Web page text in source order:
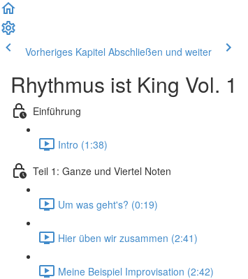
Vorheriges Kapitel Abschließen und weiter
Rhythmus ist King Vol. 1
Einführung
Intro (1:38)
Teil 1: Ganze und Viertel Noten
Um was geht's? (0:19)
Hier üben wir zusammen (2:41)
Meine Beispiel Improvisation (2:42)